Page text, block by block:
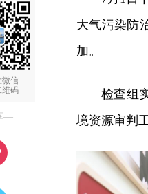
微信
维码
—
大气污染防
加。
检查组
境资源审判